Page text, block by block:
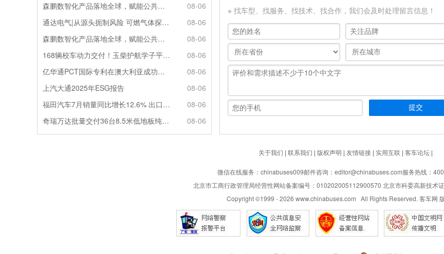
森鹏数智化产品落地全球，赋能公共交通新升级
08-06
通达电气|从源头扼制风险 可燃气体探测系统灵敏感知商用车燃气泄漏
08-06
森鹏数智化产品落地全球，赋能公共交通新升级
08-06
168辆校车动力交付！玉柴护航学子平安出行
08-06
亿华通PCT国际专利在澳大利亚成功授权
08-06
上汽大通2025年ESG报告
08-06
福田汽车7月销量同比增长12.6% 出口劲增90.7%
08-06
奇瑞万达批量交付36台8.5米低地板纯电公交
08-06
※ 找车型、找服务、找技术、找合作，我们会及时处理留言信息！
关于我们 | 联系我们 | 版权声明 | 友情链接| 实用互联| 客车论坛|
微信在线服务：chinabuses009邮件咨询：editor@chinabuses.com服务热线：
北京市工商行政管理局经营性网站备案编号：010202005112900570 北京市科委高新技术
Copyright ©1999 -2026 www.chinabuses.com All Rights Reserved. 客车网